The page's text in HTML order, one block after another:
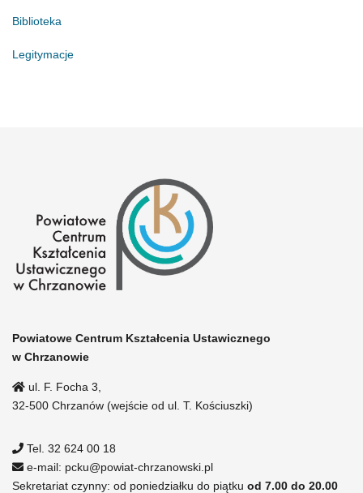
Biblioteka
Legitymacje
Powiatowe Centrum Kształcenia Ustawicznego
w Chrzanowie
ul. F. Focha 3,
32-500 Chrzanów (wejście od ul. T. Kościuszki)
Tel. 32 624 00 18
e-mail: pcku@powiat-chrzanowski.pl
Sekretariat czynny: od poniedziałku do piątku od 7.00 do 20.00